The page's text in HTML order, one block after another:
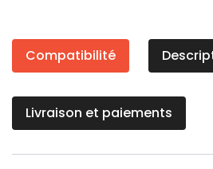
Compatibilité
Livraison et paiements